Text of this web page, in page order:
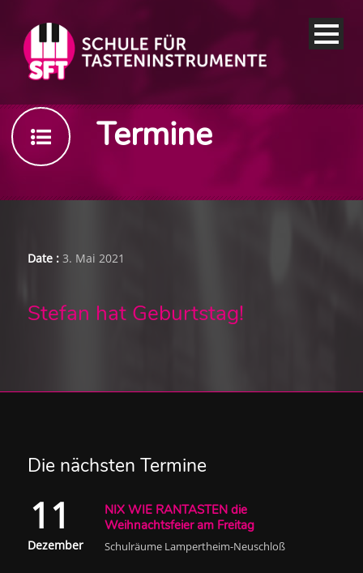
Termine
Date : 3. Mai 2021
Stefan hat Geburtstag!
Die nächsten Termine
11
Dezember
NIX WIE RANTASTEN die
Weihnachtsfeier am Freitag
Schulräume Lampertheim-Neuschloß